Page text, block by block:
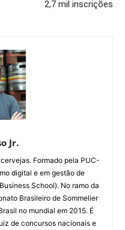
2,7 mil inscrições
Jr.
Formado pela PUC-
digital e em gestão de
School). No ramo da
Brasileiro de Sommelier
no mundial em 2015. É
de concursos nacionais e